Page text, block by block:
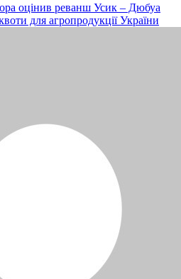
оцінив реванш Усик – Дюбуа
для агропродукції України